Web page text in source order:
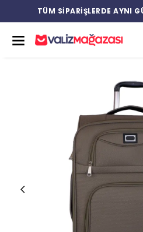
TÜM SİPARİŞLERDE AYNI